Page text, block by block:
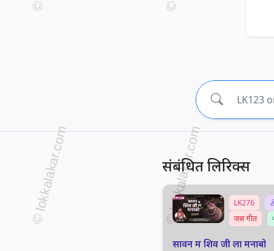
संबंधित लिरिक्स
LK276
जस गीत
सावन म शिव जी ला मनाबो